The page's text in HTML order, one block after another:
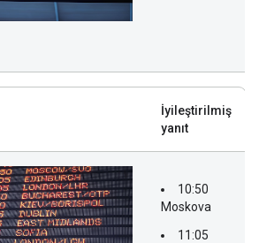
İyileştirilmiş
yanıt
10:50
Moskova
11:05